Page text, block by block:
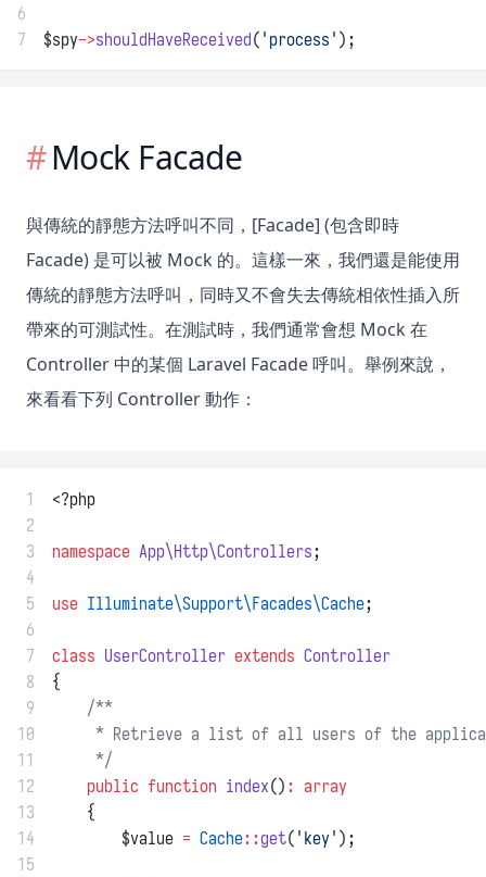
6
7
$spy->shouldHaveReceived( 'process' );
Mock Facade
與傳統的靜態方法呼叫不同，[Facade] (包含即時
Facade) 是可以被 Mock 的。這樣一來，我們還是能使用
傳統的靜態方法呼叫，同時又不會失去傳統相依性插入所
帶來的可測試性。在測試時，我們通常會想 Mock 在
Controller 中的某個 Laravel Facade 呼叫。舉例來說，
來看看下列 Controller 動作：
1
<?php
2
3
namespace App\Http\Controllers;
4
5
use Illuminate\Support\Facades\Cache;
6
7
class UserController extends Controller
8
{
9
/**
10
* Retrieve a list of all users of the
11
     */
12
public function index() : array
13
    {
14
        $value
= Cache::get( 'key' );
15